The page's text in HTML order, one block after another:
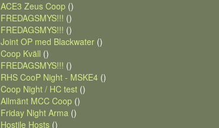
ACE3 Zeus Coop ()
FREDAGSMYS!!! ()
FREDAGSMYS!!! ()
Joint OP med Blackwater ()
Coop Kväll ()
FREDAGSMYS!!! ()
RHS CooP Night - MSKE4 ()
Coop Night / HC test ()
Allmänt MCC Coop ()
Friday Night Arma ()
Hostile Hosts ()